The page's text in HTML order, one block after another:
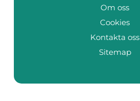
Om oss
Cookies
Kontakta oss
Sitemap